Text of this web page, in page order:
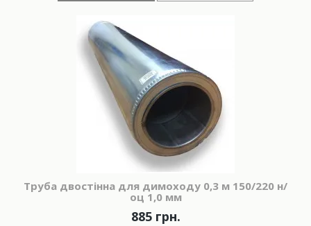
Труба двостінна для димоходу 0,3 м 150/220 н/
оц 1,0 мм
885 грн.